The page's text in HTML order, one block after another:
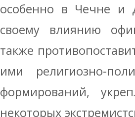
особенно в Чечне и
своему влиянию
также
ими религиозно-
формирований,
некоторых